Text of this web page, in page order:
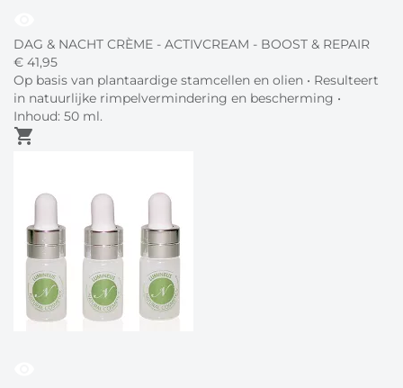
DAG & NACHT CRÈME - ACTIVCREAM - BOOST & REPAIR
€ 41,95
Op basis van plantaardige stamcellen en olien • Resulteert
in natuurlijke rimpelvermindering en bescherming •
Inhoud: 50 ml.
shopping_cart